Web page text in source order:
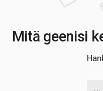
Mitä geenisi